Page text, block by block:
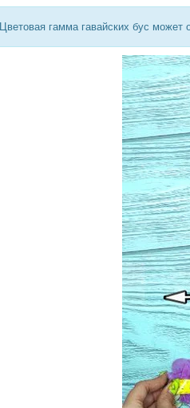
Цветовая гамма гавайских бус может